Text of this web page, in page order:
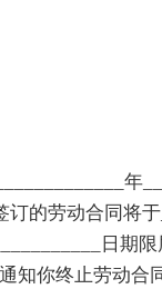
年
订的劳动合同将
日期
知你终止劳动合